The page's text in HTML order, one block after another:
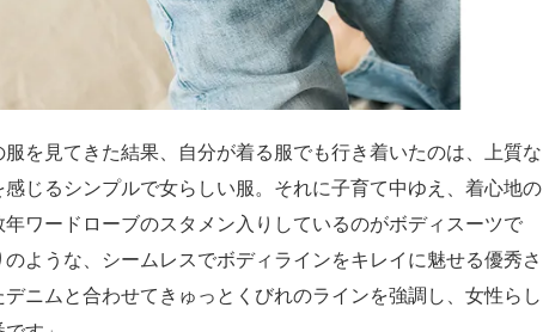
服を見てきた結果、自分が着る服でも行き着いたのは、上質な
じるシンプルで女らしい服。それに子育て中ゆえ、着心地の
ワードローブのスタメン入りしているのがボディスーツで
ような、シームレスでボディラインをキレイに魅せる優秀さ
ニムと合わせてきゅっとくびれのラインを強調し、女性らし